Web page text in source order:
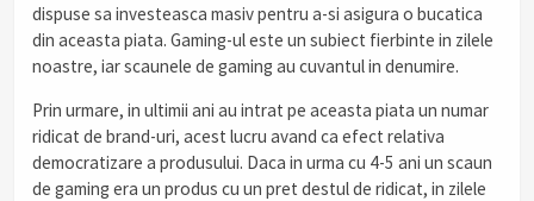
dispuse sa investeasca masiv pentru a-si asigura o bucatica
din aceasta piata. Gaming-ul este un subiect fierbinte in zilele
noastre, iar scaunele de gaming au cuvantul in denumire.
Prin urmare, in ultimii ani au intrat pe aceasta piata un numar
ridicat de brand-uri, acest lucru avand ca efect relativa
democratizare a produsului. Daca in urma cu 4-5 ani un scaun
de gaming era un produs cu un pret destul de ridicat, in zilele